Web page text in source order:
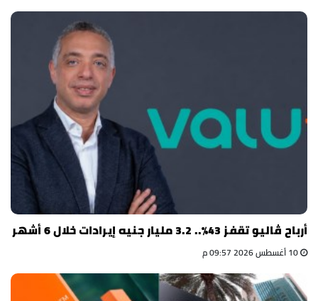
أرباح ڤاليو تقفز 43%.. 3.2 مليار جنيه إيرادات خلال 6 أشهر